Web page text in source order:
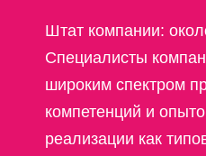
Штат компании:
Специалисты
широким спектром
компетенций и
реализации как